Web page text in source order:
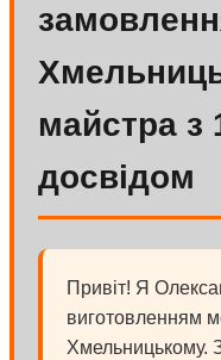
майстра з
досвідом
Привіт! Я
виготовленням
Хмельницькому.